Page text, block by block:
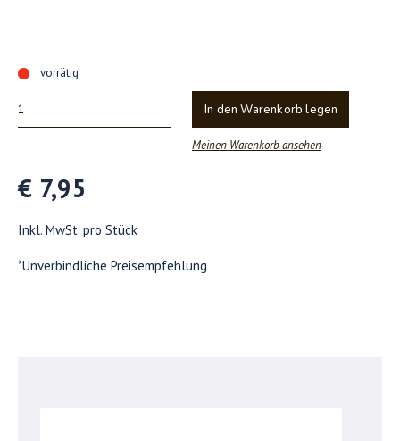
vorrätig
In den Warenkorb legen
Meinen Warenkorb ansehen
€ 7,95
Inkl. MwSt. pro Stück
*Unverbindliche Preisempfehlung